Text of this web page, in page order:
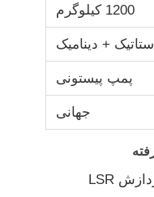
1200 کیلوگرم
استاتیک + دینامیک
پمپ پیستونی
جهانی